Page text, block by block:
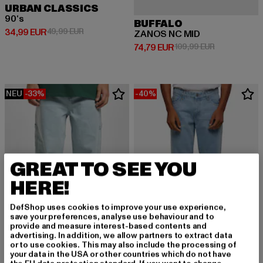
URBAN CLASSICS
90‘s
34,99 EUR
Derzeitiger Preis: 34,99 EUR
49,99 EURAktionspreis: 49,99 EUR
BUFFALO
ZANOS NC MID
74,79 EUR
Derzeitiger Preis: 74,79 EUR
109,99 EURAktionspreis:
NEU -33%
KARL KANI
-40%
URBAN CLASSICS
GREAT TO SEE YOU
HERE!
DefShop uses cookies to improve your use experience,
save your preferences, analyse use behaviour and to
provide and measure interest-based contents and
advertising. In addition, we allow partners to extract data
or to use cookies. This may also include the processing of
your data in the USA or other countries which do not have